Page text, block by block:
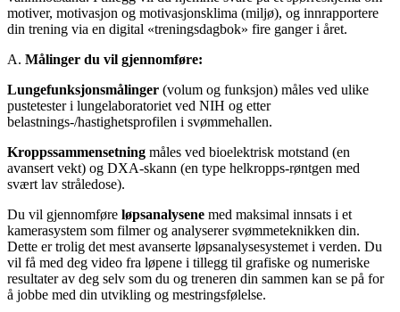
motiver, motivasjon og motivasjonsklima (miljø), og innrapportere
din trening via en digital «treningsdagbok» fire ganger i året.
A. Målinger du vil gjennomføre:
Lungefunksjonsmålinger (volum og funksjon) måles ved ulike
pustetester i lungelaboratoriet ved NIH og etter
belastnings-/hastighetsprofilen i svømmehallen.
Kroppssammensetning måles ved bioelektrisk motstand (en
avansert vekt) og DXA-skann (en type helkropps-røntgen med
svært lav stråledose).
Du vil gjennomføre løpsanalysene med maksimal innsats i et
kamerasystem som filmer og analyserer svømmeteknikken din.
Dette er trolig det mest avanserte løpsanalysesystemet i verden. Du
vil få med deg video fra løpene i tillegg til grafiske og numeriske
resultater av deg selv som du og treneren din sammen kan se på for
å jobbe med din utvikling og mestringsfølelse.